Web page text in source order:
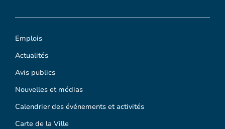
Emplois
Actualités
Avis publics
Nouvelles et médias
Calendrier des événements et activités
Carte de la Ville